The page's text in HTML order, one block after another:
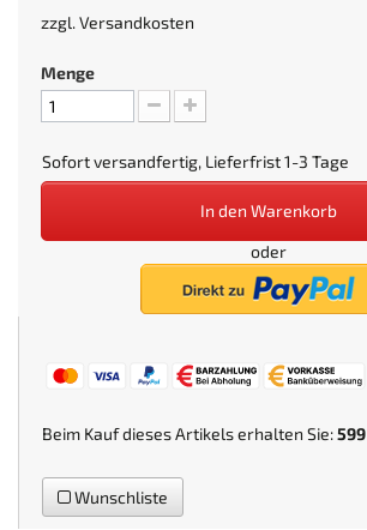
zzgl.Versandkosten
Menge
Sofort versandfertig, Lieferfrist 1-3 Tage
In den Warenkorb
oder
Beim Kauf dieses Artikels erhalten Sie:599
Wunschliste